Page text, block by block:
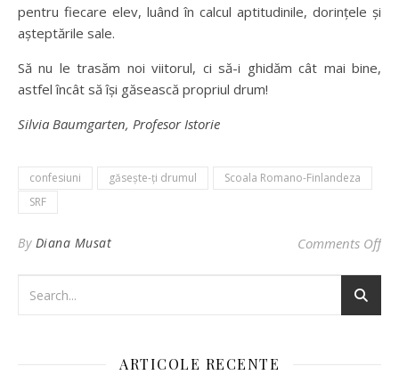
pentru fiecare elev, luând în calcul aptitudinile, dorințele și
așteptările sale.
Să nu le trasăm noi viitorul, ci să-i ghidăm cât mai bine,
astfel încât să își găsească propriul drum!
Silvia Baumgarten, Profesor Istorie
confesiuni găsește-ți drumul
Scoala Romano-Finlandeza
SRF
By Diana Musat Comments Offon
ARTICOLE RECENTE